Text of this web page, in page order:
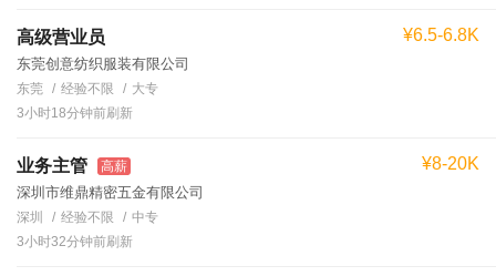
高级营业员
东莞创意纺织服装有限公司
¥6.5-6.8K
东莞 经验不限
大专
3小时18分钟前刷新
业务主管 高薪
深圳市维鼎精密五金有限公司
¥8-20K
深圳 经验不限
中专
3小时32分钟前刷新